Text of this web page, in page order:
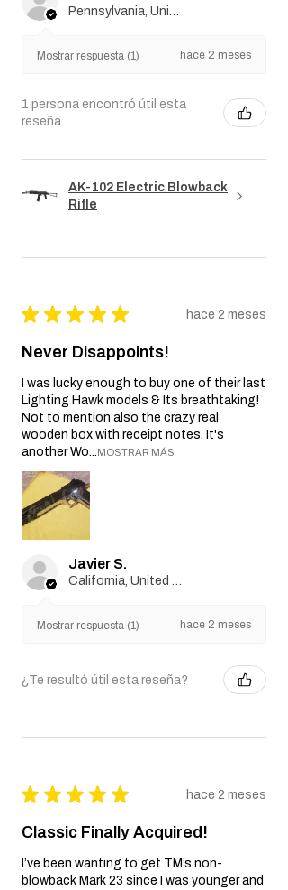
Cualquier garantía implícita aplicable por ley
En ningún caso, el Vendedor será
incidentales, consecuentes, especiales o
punitivos.
Pennsylvania, United States
Mostrar respuesta (1) hace 2 meses
1 persona encontró útil esta
reseña.
AK-102 Electric Blowback
Rifle
★ ★ ★ ★ ★ hace 2 meses
Never Disappoints!
I was lucky enough to buy one of their last
Lighting Hawk models & Its breathtaking!
Not to mention also the crazy real
wooden box with receipt notes, It's
another Wo... MOSTRAR MÁS
Javier S.
California, United States
Mostrar respuesta (1) hace 2 meses
¿Te resultó útil esta reseña?
★ ★ ★ ★ ★ hace 2 meses
Classic Finally Acquired!
I’ve been wanting to get TM’s non-
blowback Mark 23 since I was younger and